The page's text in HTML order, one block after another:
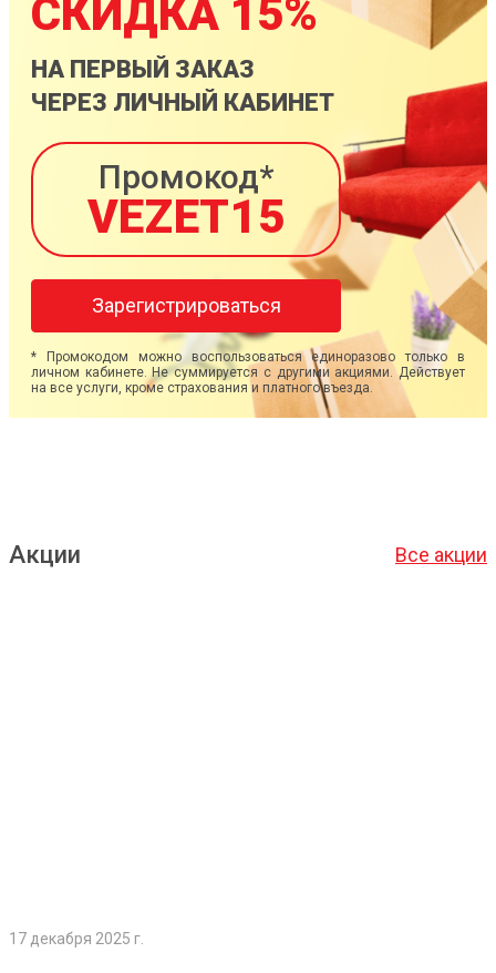
СКИДКА 15%
НА ПЕРВЫЙ ЗАКАЗ
ЧЕРЕЗ ЛИЧНЫЙ КАБИНЕТ
Промокод*
VEZET15
Зарегистрироваться
* Промокодом можно воспользоваться единоразово только в
личном кабинете. Не суммируется с другими акциями. Действует
на все услуги, кроме страхования и платного въезда.
Акции Все акции
17 декабря 2025 г.